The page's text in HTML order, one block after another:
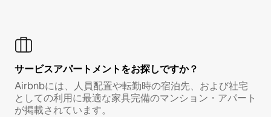
サービスアパートメントをお探しですか？
Airbnbには、人員配置や転勤時の宿泊先、および社宅
としての利用に最適な家具完備のマンション・アパート
が掲載されています。